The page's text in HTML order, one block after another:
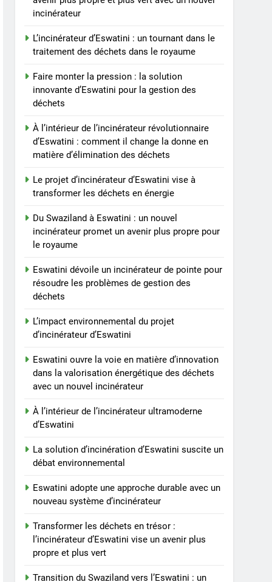
un tournant dans le
dans le royaume
3
la solution innovante
d’Eswatini pour la gestion
AIO
À l’intérieur de
l’incinérateur
révolutionnaire
d’Eswatini : comment il
change la donne en
déchets
5
Le projet d’incinérateur
d’Eswatini vise à
transformer les déchets
AIO
Du Swaziland à Eswatini :
un nouvel incinérateur
7
Eswatini dévoile un
pour résoudre les
problèmes de gestion des
AIO
L’impact environnemental
incinérateur
L’incinérateur d’Eswatini : un tournant dans le
traitement des déchets dans le royaume
Faire monter la pression : la solution
innovante d’Eswatini pour la gestion des
déchets
À l’intérieur de l’incinérateur révolutionnaire
d’Eswatini : comment il change la donne en
matière d’élimination des déchets
Le projet d’incinérateur d’Eswatini vise à
transformer les déchets en énergie
Du Swaziland à Eswatini : un nouvel
incinérateur promet un avenir plus propre pour
le royaume
Eswatini dévoile un incinérateur de pointe pour
résoudre les problèmes de gestion des
déchets
L’impact environnemental du projet
d’incinérateur d’Eswatini
Eswatini ouvre la voie en matière d’innovation
dans la valorisation énergétique des déchets
avec un nouvel incinérateur
À l’intérieur de l’incinérateur ultramoderne
d’Eswatini
La solution d’incinération d’Eswatini suscite un
débat environnemental
Eswatini adopte une approche durable avec un
nouveau système d’incinérateur
Transformer les déchets en trésor :
l’incinérateur d’Eswatini vise un avenir plus
propre et plus vert
Transition du Swaziland vers l’Eswatini : un